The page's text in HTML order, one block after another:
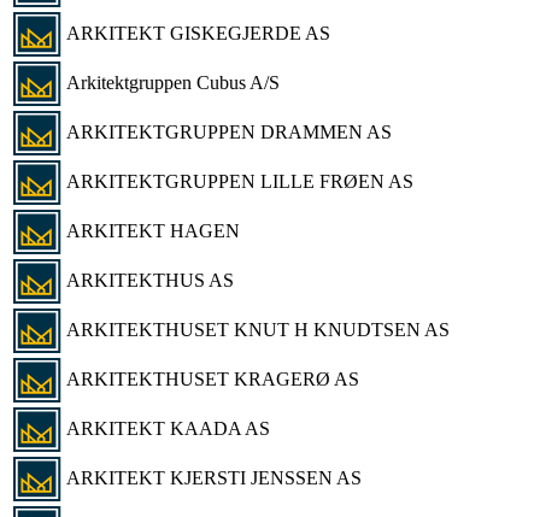
ARKITEKT GISKEGJERDE AS
Arkitektgruppen Cubus A/S
ARKITEKTGRUPPEN DRAMMEN AS
ARKITEKTGRUPPEN LILLE FRØEN AS
ARKITEKT HAGEN
ARKITEKTHUS AS
ARKITEKTHUSET KNUT H KNUDTSEN AS
ARKITEKTHUSET KRAGERØ AS
ARKITEKT KAADA AS
ARKITEKT KJERSTI JENSSEN AS